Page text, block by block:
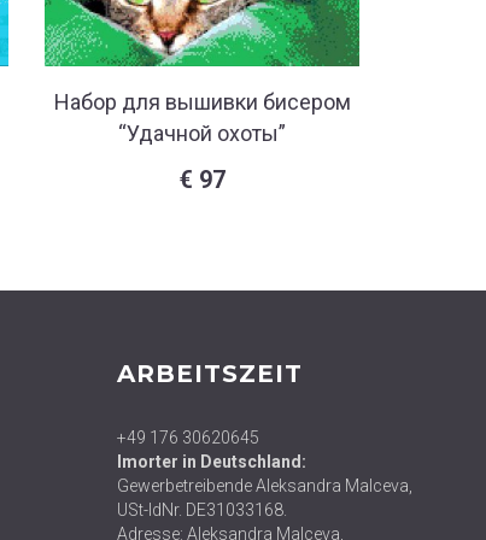
Набор для вышивки бисером
“Удачной охоты”
€ 97
ARBEITSZEIT
+49 176 30620645
Imorter in Deutschland:
Gewerbetreibende Aleksandra Malceva,
USt-IdNr. DE31033168.
Adresse: Aleksandra Malceva,